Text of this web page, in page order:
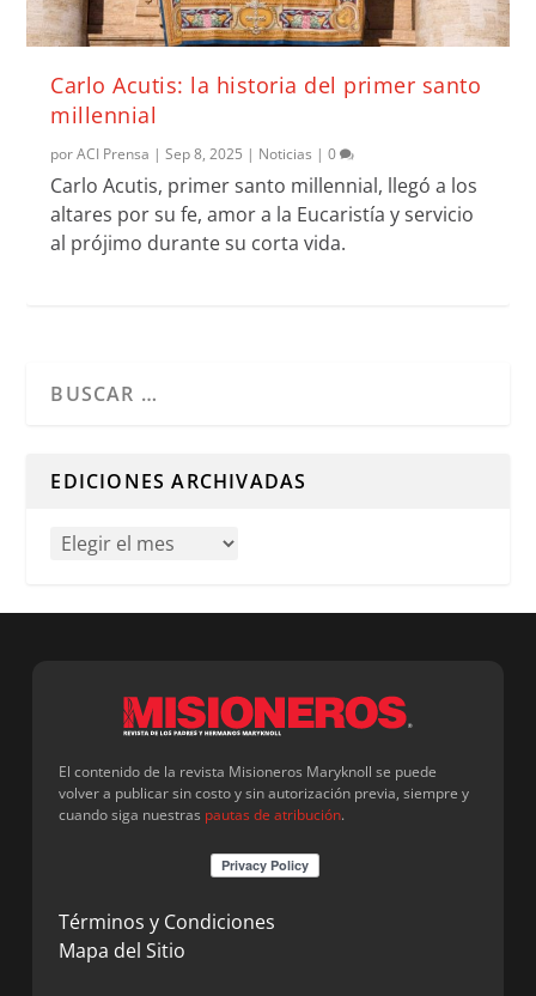
Carlo Acutis: la historia del primer santo
millennial
porACI Prensa |Sep 8, 2025 | Noticias |0
Carlo Acutis, primer santo millennial, llegó a los
altares por su fe, amor a la Eucaristía y servicio
al prójimo durante su corta vida.
EDICIONES ARCHIVADAS
El contenido de la revista Misioneros Maryknoll se puede
volver a publicar sin costo y sin autorización previa, siempre y
cuando siga nuestras pautas de atribución.
Términos y Condiciones
Mapa del Sitio